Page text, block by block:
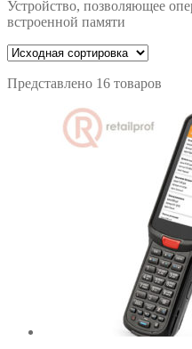
Устройство, позволяющее
встроенной памяти
Представлено 16 товаров